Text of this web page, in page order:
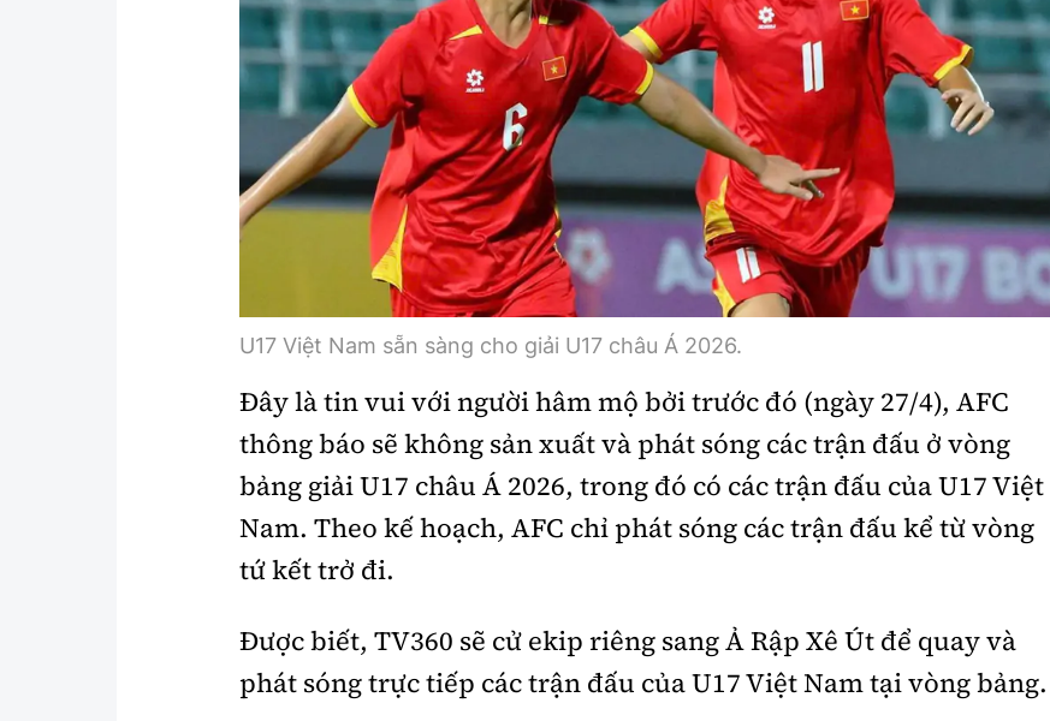
Lao động - Công đoàn
Showbiz
Điện ảnh
Âm nhạc
Bình luận
Hậu trường sao
360 độ thể thao
Sản phẩm mới
AI
Tư vấn
Thời sự Quốc tế
Thế giới giao thông
Thế giới xây dựng
Đi ++
Du lịch
Khám phá
Lối sống
Ẩm thực
Video
Thời sự
Khám phá
Camera giao thông
Câu chuyện giao thông
Lăng kính xây dựng
Giải trí - Thể thao
U17 Việt Nam sẵn sàng cho giải U17 châu Á 2026.
Đây là tin vui với người hâm mộ bởi trước đó (ngày 27/4), AFC
thông báo sẽ không sản xuất và phát sóng các trận đấu ở vòng
bảng giải U17 châu Á 2026, trong đó có các trận đấu của U17 Việt
Nam. Theo kế hoạch, AFC chỉ phát sóng các trận đấu kể từ vòng
tứ kết trở đi.
Được biết, TV360 sẽ cử ekip riêng sang Ả Rập Xê Út để quay và
phát sóng trực tiếp các trận đấu của U17 Việt Nam tại vòng bảng.